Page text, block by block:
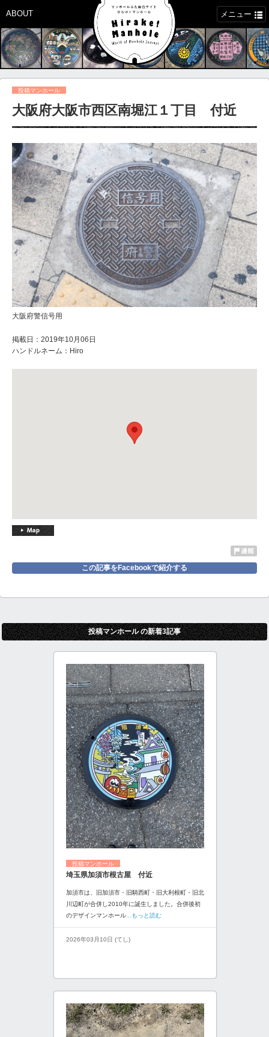
ABOUT メニュー
投稿マンホール
大阪府大阪市西区南堀江１丁目 付近
大阪府警信号用
掲載日：2019年10月06日
ハンドルネーム：Hiro
この記事をFacebookで紹介する
投稿マンホール の新着3記事
投稿マンホール
埼玉県加須市根古屋 付近
加須市は、旧加須市・旧騎西町・旧大利根町・旧北
川辺町が合併し2010年に誕生しました。合併後初
のデザインマンホール ...もっと読む
2026年03月10日 (てし)